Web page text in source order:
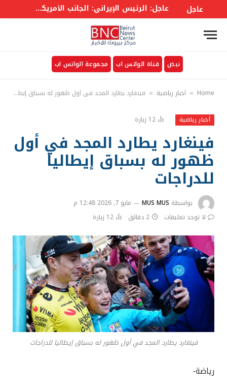
عاجل عاجل: الرئيس الإيراني: الجانب الأمريكي خالف بند مضيق هرمز في مذكرة التفاهم ونحن بدورنا رددنا عليهم
نبض قناة الواتس اب مجموعة الواتس اب
Home
» أخبار رياضية » فينغارد يطارد المجد في أول ظهور له بسباق إيطاليا للدراجات
أخبار رياضية 12 زيارة
فينغارد يطارد المجد في أول
ظهور له بسباق إيطاليا
للدراجات
بواسطة MUS MUS
مايو 7, 2026 12:48 م
لا توجد تعليقات
2 دقائق 12 زيارة
فينغارد يطارد المجد في أول ظهور له بسباق إيطاليا للدراجات
رياضة-